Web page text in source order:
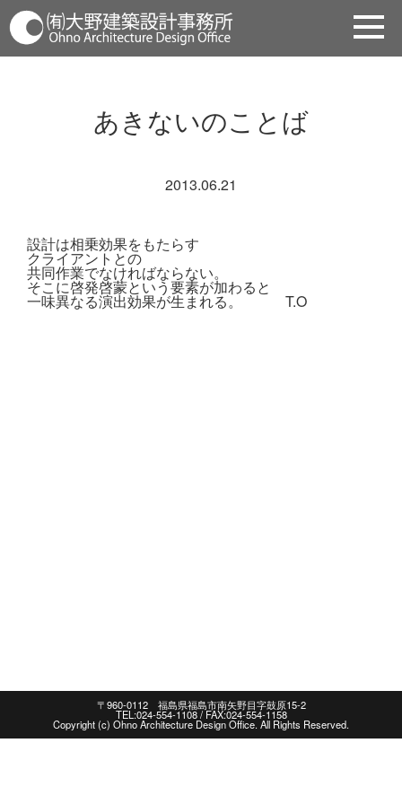
あきないのことば
2013.06.21
設計は相乗効果をもたらす
クライアントとの
共同作業でなければならない。
そこに啓発啓蒙という要素が加わると
一味異なる演出効果が生まれる。 T.O
〒960-0112 福島県福島市南矢野目字鼓原15-2
TEL:024-554-1108 / FAX:024-554-1158
Copyright (c) Ohno Architecture Design Office. All Rights Reserved.